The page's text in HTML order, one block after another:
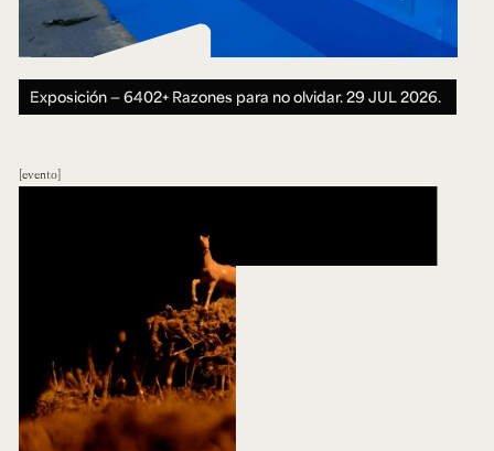
Exposición — 6402+ Razones para no olvidar.29 JUL 2026.
evento